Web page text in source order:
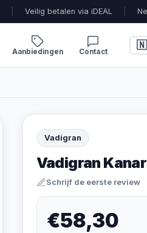
Veilig betalen via iDEAL
Aanbiedingen Contact
Vadigran
Vadigran
Schrijf de eerste review
€58,30